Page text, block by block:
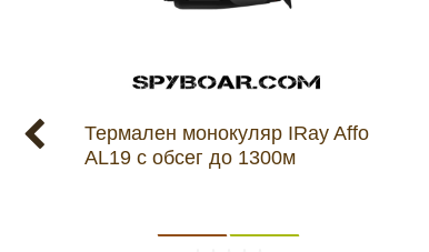
Термален монокуляр IRay Affo
AL19 с обсег до 1300м